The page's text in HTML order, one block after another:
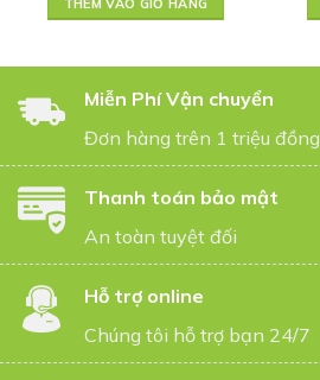
THÊM VÀO GIỎ HÀNG
Miễn Phí Vận chuyển
Đơn hàng trên 1 triệu đồng
Thanh toán bảo mật
An toàn tuyệt đối
Hỗ trợ online
Chúng tôi hỗ trợ bạn 24/7